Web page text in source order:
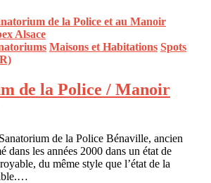
Maisons et Habitations Spots
de la Police / Manoir
de la Police Bénaville, ancien
dans les années 2000 dans un état de
du même style que l’état de la